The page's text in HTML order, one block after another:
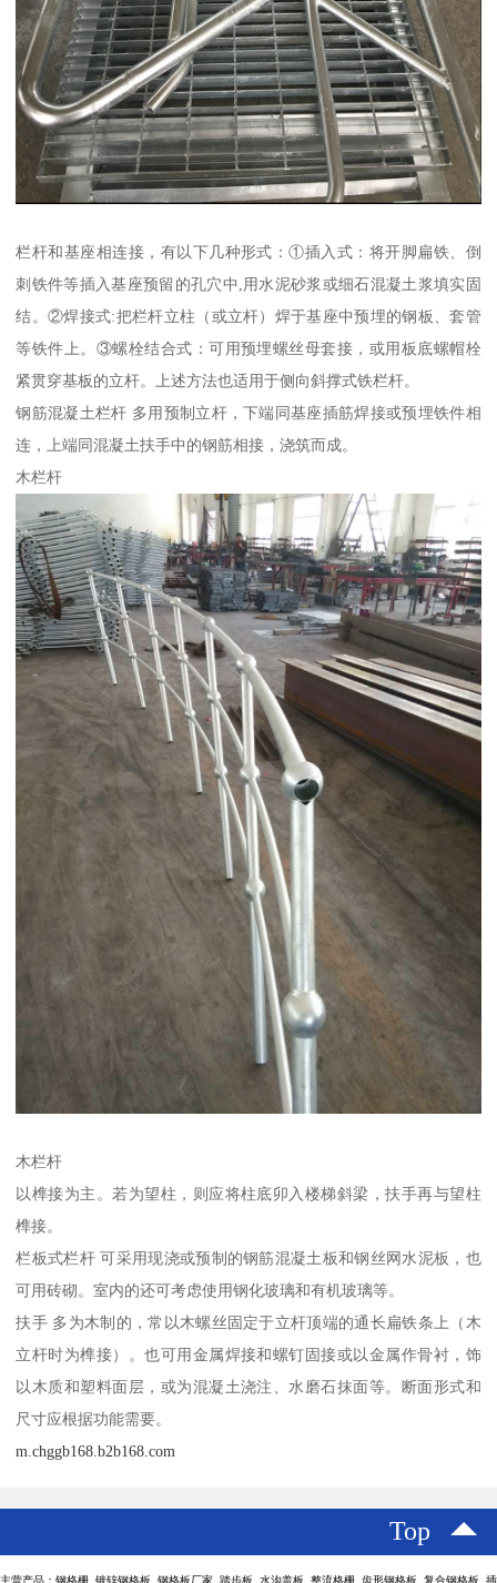
栏杆和基座相连接，有以下几种形式：①插入式：将开脚扁铁、倒
刺铁件等插入基座预留的孔穴中,用水泥砂浆或细石混凝土浆填实固
结。②焊接式:把栏杆立柱（或立杆）焊于基座中预埋的钢板、套管
等铁件上。③螺栓结合式：可用预埋螺丝母套接，或用板底螺帽栓
紧贯穿基板的立杆。上述方法也适用于侧向斜撑式铁栏杆。
钢筋混凝土栏杆 多用预制立杆，下端同基座插筋焊接或预埋铁件相
连，上端同混凝土扶手中的钢筋相接，浇筑而成。
木栏杆
木栏杆
以榫接为主。若为望柱，则应将柱底卯入楼梯斜梁，扶手再与望柱
榫接。
栏板式栏杆 可采用现浇或预制的钢筋混凝土板和钢丝网水泥板，也
可用砖砌。室内的还可考虑使用钢化玻璃和有机玻璃等。
扶手 多为木制的，常以木螺丝固定于立杆顶端的通长扁铁条上（木
立杆时为榫接）。也可用金属焊接和螺钉固接或以金属作骨衬，饰
以木质和塑料面层，或为混凝土浇注、水磨石抹面等。断面形式和
尺寸应根据功能需要。
m.chggb168.b2b168.com
Top
主营产品：钢格栅 镀锌钢格板 钢格板厂家 踏步板 水沟盖板 整流格栅 齿形钢格板 复合钢格板 插